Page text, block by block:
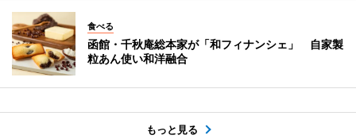
食べる
函館・千秋庵総本家が「和フィナンシェ」 自家製
粒あん使い和洋融合
もっと見る